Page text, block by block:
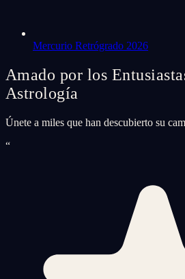
Mercurio Retrógrado 2026
Amado por los
Astrología
Únete a miles que han descubierto su
“